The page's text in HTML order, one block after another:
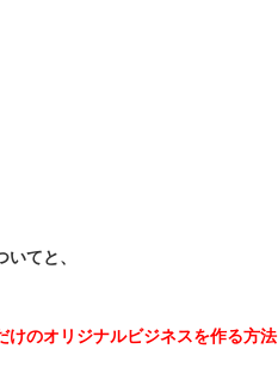
いてと、
けのオリジナルビジネスを作る方法